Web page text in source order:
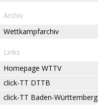
Archiv
Wettkampfarchiv
Links
Homepage WTTV
click-TT DTTB
click-TT Baden-Württemberg